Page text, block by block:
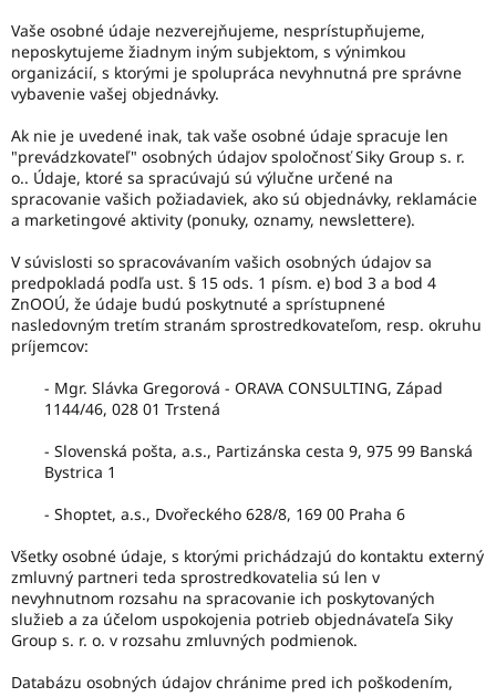
Vaše osobné údaje nezverejňujeme, nesprístupňujeme,
neposkytujeme žiadnym iným subjektom, s výnimkou
organizácií, s ktorými je spolupráca nevyhnutná pre správne
vybavenie vašej objednávky.
Ak nie je uvedené inak, tak vaše osobné údaje spracuje len
"prevádzkovateľ" osobných údajov spoločnosť Siky Group s. r.
o.. Údaje, ktoré sa spracúvajú sú výlučne určené na
spracovanie vašich požiadaviek, ako sú objednávky, reklamácie
a marketingové aktivity (ponuky, oznamy, newslettere).
V súvislosti so spracovávaním vašich osobných údajov sa
predpokladá podľa ust. § 15 ods. 1 písm. e) bod 3 a bod 4
ZnOOÚ, že údaje budú poskytnuté a sprístupnené
nasledovným tretím stranám sprostredkovateľom, resp. okruhu
príjemcov:
- Mgr. Slávka Gregorová - ORAVA CONSULTING, Západ
1144/46, 028 01 Trstená
- Slovenská pošta, a.s., Partizánska cesta 9, 975 99 Banská
Bystrica 1
- Shoptet, a.s., Dvořeckého 628/8, 169 00 Praha 6
Všetky osobné údaje, s ktorými prichádzajú do kontaktu externý
zmluvný partneri teda sprostredkovatelia sú len v
nevyhnutnom rozsahu na spracovanie ich poskytovaných
služieb a za účelom uspokojenia potrieb objednávateľa Siky
Group s. r. o. v rozsahu zmluvných podmienok.
Databázu osobných údajov chránime pred ich poškodením,